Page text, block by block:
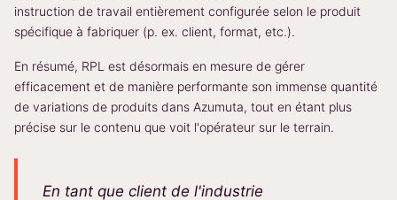
instruction de travail entièrement configurée selon le produit
spécifique à fabriquer (p. ex. client, format, etc.).
En résumé, RPL est désormais en mesure de gérer
efficacement et de manière performante son immense quantité
de variations de produits dans Azumuta, tout en étant plus
précise sur le contenu que voit l'opérateur sur le terrain.
En tant que client de l'industrie